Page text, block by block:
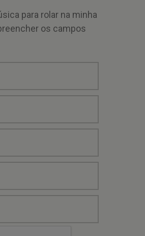
para rolar na minha
os campos